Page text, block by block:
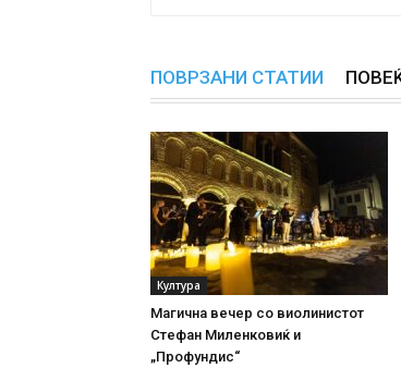
ПОВРЗАНИ СТАТИИ
Култура
Магична вечер со виолинистот
Стефан Миленковиќ и
„Профундис“